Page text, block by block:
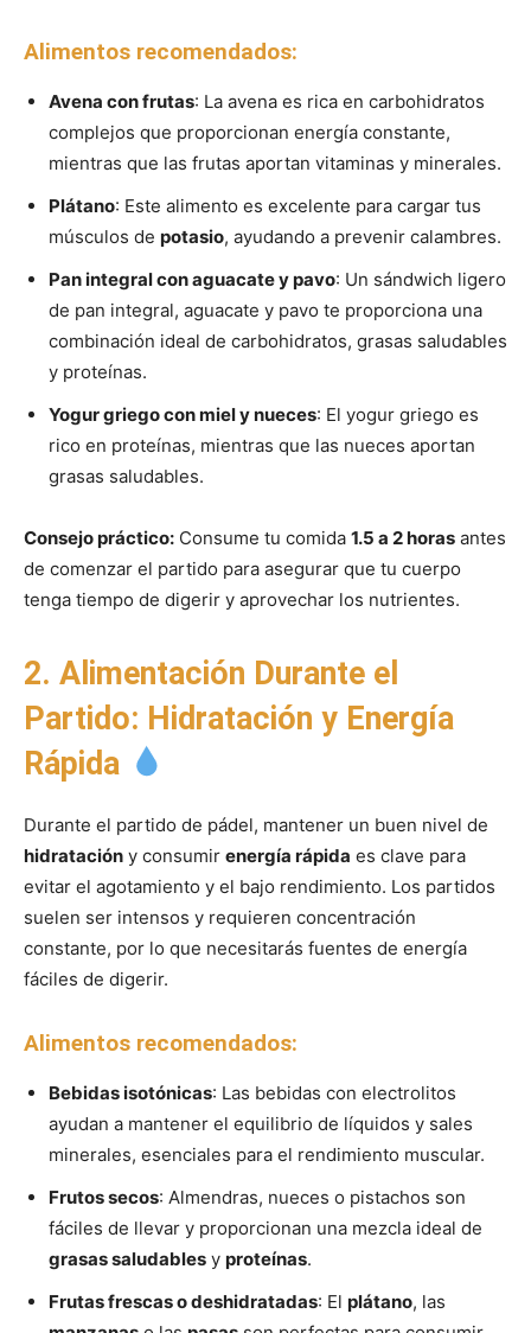
Alimentos recomendados:
Avena con frutas: La avena es rica en carbohidratos
complejos que proporcionan energía constante,
mientras que las frutas aportan vitaminas y minerales.
Plátano: Este alimento es excelente para cargar tus
músculos de potasio, ayudando a prevenir calambres.
Pan integral con aguacate y pavo: Un sándwich ligero
de pan integral, aguacate y pavo te proporciona una
combinación ideal de carbohidratos, grasas saludables
y proteínas.
Yogur griego con miel y nueces: El yogur griego es
rico en proteínas, mientras que las nueces aportan
grasas saludables.
Consejo práctico: Consume tu comida 1.5 a 2 horas antes
de comenzar el partido para asegurar que tu cuerpo
tenga tiempo de digerir y aprovechar los nutrientes.
2. Alimentación Durante el
Partido: Hidratación y Energía
Rápida
Durante el partido de pádel, mantener un buen nivel de
hidratación y consumir energía rápida es clave para
evitar el agotamiento y el bajo rendimiento. Los partidos
suelen ser intensos y requieren concentración
constante, por lo que necesitarás fuentes de energía
fáciles de digerir.
Alimentos recomendados:
Bebidas isotónicas: Las bebidas con electrolitos
ayudan a mantener el equilibrio de líquidos y sales
minerales, esenciales para el rendimiento muscular.
Frutos secos: Almendras, nueces o pistachos son
fáciles de llevar y proporcionan una mezcla ideal de
grasas saludables y proteínas.
Frutas frescas o deshidratadas: El plátano, las